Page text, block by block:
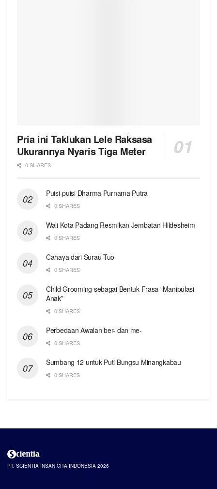
Pria ini Taklukan Lele Raksasa
Ukurannya Nyaris Tiga Meter
0 SHARES
Puisi-puisi Dharma Purnama Putra
0 SHARES
Wali Kota Padang Resmikan Jembatan Hildesheim
0 SHARES
Cahaya dari Surau Tuo
0 SHARES
Child Grooming sebagai Bentuk Frasa “Manipulasi
Anak”
0 SHARES
Perbedaan Awalan ber- dan me-
0 SHARES
Sumbang 12 untuk Puti Bungsu Minangkabau
0 SHARES
PT. SCIENTIA INSAN CITA INDONESIA 2026